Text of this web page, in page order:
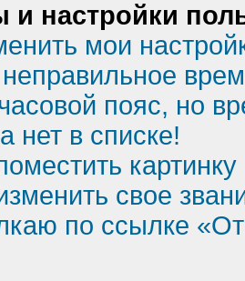
и настройки
мои
пояс, но
нет в списке!
свое
по ссылке